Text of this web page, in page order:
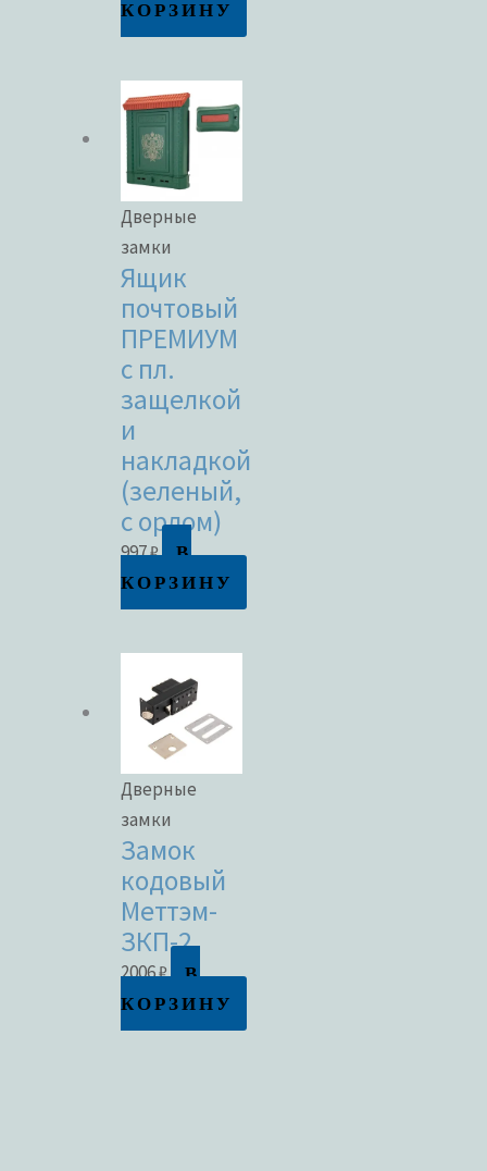
КОРЗИНУ
Дверные
замки
Ящик
почтовый
ПРЕМИУМ
с пл.
защелкой
и
накладкой
(зеленый,
с орлом)
997₽
В
КОРЗИНУ
Дверные
замки
Замок
кодовый
Меттэм-
ЗКП-2
2006₽
В
КОРЗИНУ